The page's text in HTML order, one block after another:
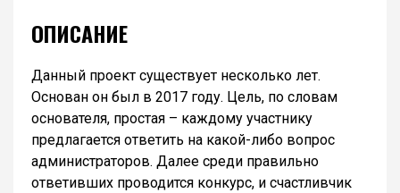
ОПИСАНИЕ
Данный проект существует несколько лет.
Основан он был в 2017 году. Цель, по словам
основателя, простая – каждому участнику
предлагается ответить на какой-либо вопрос
администраторов. Далее среди правильно
ответивших проводится конкурс, и счастливчик